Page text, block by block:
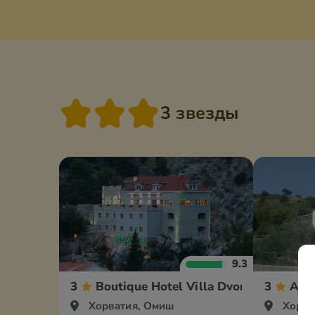
3 звезды
9.3
3 Boutique Hotel Villa Dvor Hotel
Хорватия, Омиш
3